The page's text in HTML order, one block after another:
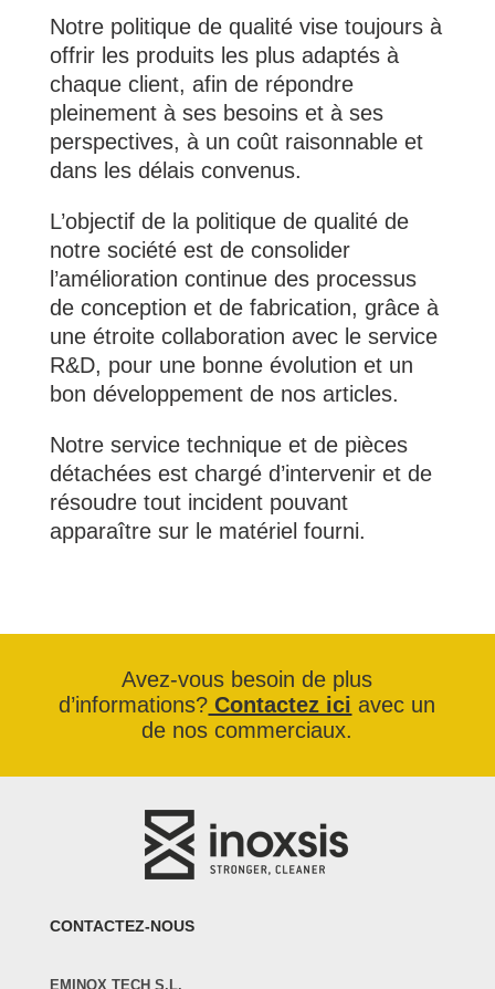
Notre politique de qualité vise toujours à
offrir les produits les plus adaptés à
chaque client, afin de répondre
pleinement à ses besoins et à ses
perspectives, à un coût raisonnable et
dans les délais convenus.
L’objectif de la politique de qualité de
notre société est de consolider
l’amélioration continue des processus
de conception et de fabrication, grâce à
une étroite collaboration avec le service
R&D, pour une bonne évolution et un
bon développement de nos articles.
Notre service technique et de pièces
détachées est chargé d’intervenir et de
résoudre tout incident pouvant
apparaître sur le matériel fourni.
Avez-vous besoin de plus
d’informations? Contactez ici avec un
de nos commerciaux.
CONTACTEZ-NOUS
EMINOX TECH S.L.